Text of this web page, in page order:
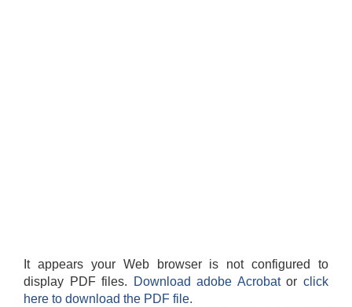
It appears your Web browser is not configured to
display PDF files.
Download adobe Acrobatorclick
here to download the PDF file.